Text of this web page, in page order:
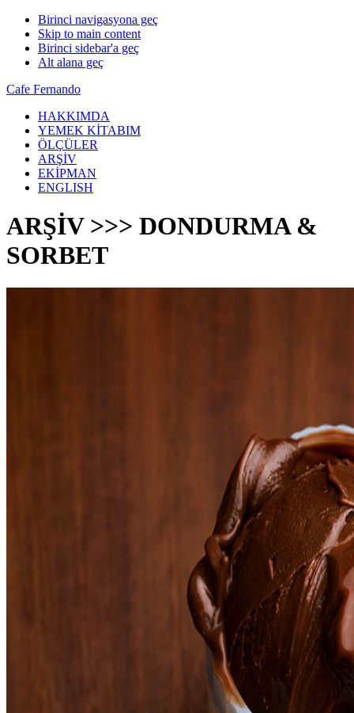
Birinci navigasyona geç
Skip to main content
Birinci sidebar'a geç
Alt alana geç
Cafe Fernando
HAKKIMDA
YEMEK KİTABIM
ÖLÇÜLER
ARŞİV
EKİPMAN
ENGLISH
ARŞİV >>> DONDURMA &
SORBET